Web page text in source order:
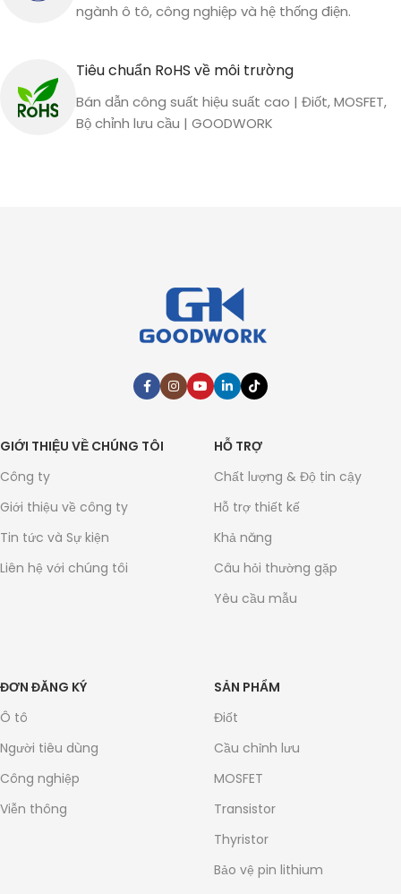
ngành ô tô, công nghiệp và hệ thống điện.
Tiêu chuẩn RoHS về môi trường
Bán dẫn công suất hiệu suất cao | Điốt, MOSFET,
Bộ chỉnh lưu cầu | GOODWORK
GIỚI THIỆU VỀ CHÚNG TÔI
Công ty
Giới thiệu về công ty
Tin tức và Sự kiện
Liên hệ với chúng tôi
HỖ TRỢ
Chất lượng & Độ tin cậy
Hỗ trợ thiết kế
Khả năng
Câu hỏi thường gặp
Yêu cầu mẫu
ĐƠN ĐĂNG KÝ
Ô tô
Người tiêu dùng
Công nghiệp
Viễn thông
SẢN PHẨM
Điốt
Cầu chỉnh lưu
MOSFET
Transistor
Thyristor
Bảo vệ pin lithium